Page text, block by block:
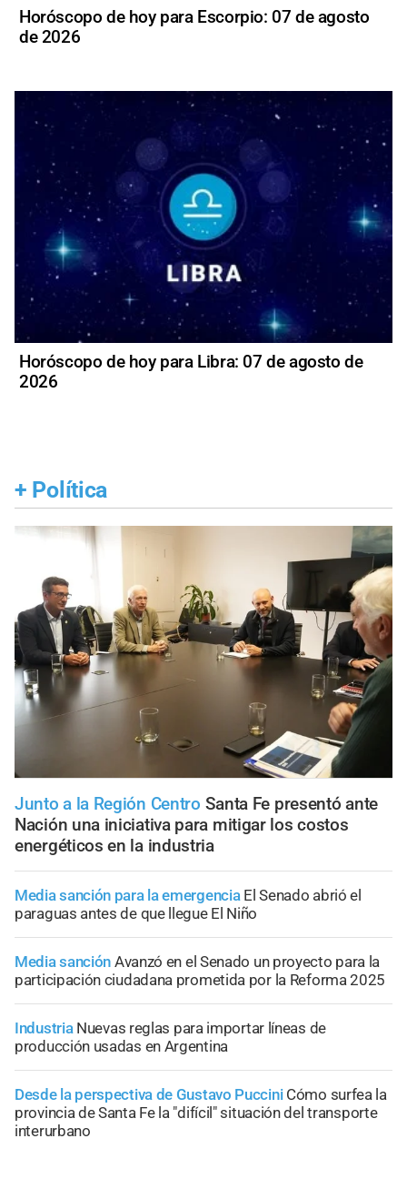
Horóscopo de hoy para Escorpio: 07 de agosto
de 2026
Horóscopo de hoy para Libra: 07 de agosto de
2026
+ Política
Junto a la Región Centro Santa Fe presentó ante
Nación una iniciativa para mitigar los costos
energéticos en la industria
Media sanción para la emergencia El Senado abrió el
paraguas antes de que llegue El Niño
Media sanción Avanzó en el Senado un proyecto para la
participación ciudadana prometida por la Reforma 2025
Industria Nuevas reglas para importar líneas de
producción usadas en Argentina
Desde la perspectiva de Gustavo Puccini Cómo surfea la
provincia de Santa Fe la "difícil" situación del transporte
interurbano